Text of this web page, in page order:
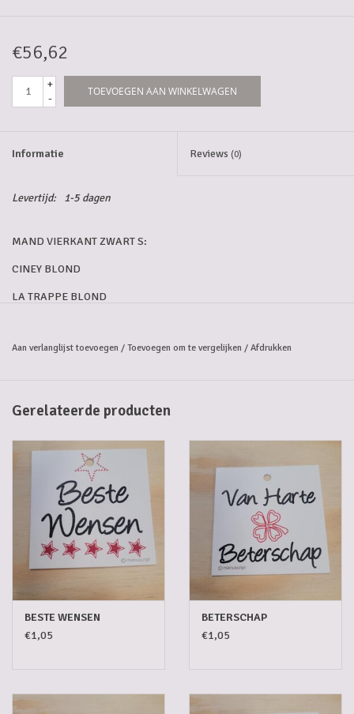
Streekproducten/Diverse
€56,62
+
-
TOEVOEGEN AAN WINKELWAGEN
Informatie Reviews (0)
Levertijd: 1-5 dagen
MAND VIERKANT ZWART S:
CINEY BLOND
LA TRAPPE BLOND
KARMELIET
GOLIATH
TRIPEL KATRIEN
TRIPEL D'ANVERS
VICTORIA
VAL-DIEU BLOND
KOMPEL BOVENGRONDS
SNOEPGOED
Aan verlanglijst toevoegen / Toevoegen om te vergelijken / Afdrukken
Gerelateerde producten
BESTE WENSEN
€1,05
BETERSCHAP
€1,05